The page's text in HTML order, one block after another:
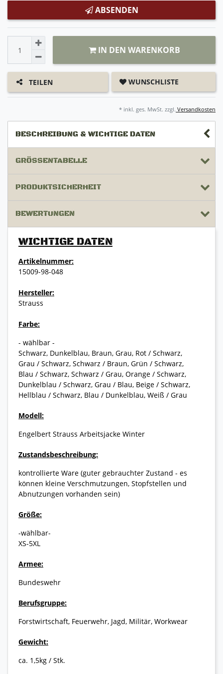
ABSENDEN
IN DEN WARENKORB
TEILEN WUNSCHLISTE
* inkl. ges. MwSt. zzgl. Versandkosten
BESCHREIBUNG & WICHTIGE DATEN
GRÖSSENTABELLE
PRODUKTSICHERHEIT
BEWERTUNGEN
WICHTIGE DATEN
Artikelnummer:
15009-98-048
Hersteller:
Strauss
Farbe:
- wählbar -
Schwarz, Dunkelblau, Braun, Grau, Rot / Schwarz,
Grau / Schwarz, Schwarz / Braun, Grün / Schwarz,
Blau / Schwarz, Schwarz / Grau, Orange / Schwarz,
Dunkelblau / Schwarz, Grau / Blau, Beige / Schwarz,
Hellblau / Schwarz, Blau / Dunkelblau, Weiß / Grau
Modell:
Engelbert Strauss Arbeitsjacke Winter
Zustandsbeschreibung:
kontrollierte Ware (guter gebrauchter Zustand - es
können kleine Verschmutzungen, Stopfstellen und
Abnutzungen vorhanden sein)
Größe:
-wählbar-
XS-5XL
Armee:
Bundeswehr
Berufsgruppe:
Forstwirtschaft, Feuerwehr, Jagd, Militär, Workwear
Gewicht:
ca. 1,5kg / Stk.